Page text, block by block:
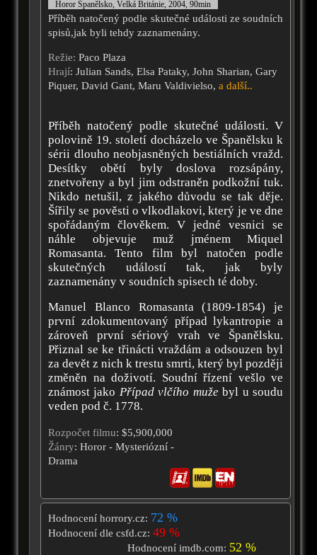
Horor Španělsko, Velká Británie, 2004, 90min
Příběh natočený podle skutečné události ze soudních
spisů,jak byli tehdy zaznamenány.
Režie: Paco Plaza
Hrají: Julian Sands, Elsa Pataky, John Sharian, Gary
Piquer, David Gant, Maru Valdivielso, a další..
Příběh natočený podle skutečné události. V
polovině 19. století docházelo ve Španělsku k
sérii dlouho neobjasněných bestiálních vražd.
Desítky obětí byly doslova rozsápány,
znetvořeny a byl jim odstraněn podkožní tuk.
Nikdo netušil, z jakého důvodu se tak děje.
Šířily se pověsti o vlkodlakovi, který je ve dne
spořádaným člověkem. V jedné vesnici se
náhle objevuje muž jménem Miquel
Romasanta. Tento film byl natočen podle
skutečných událostí tak, jak byly
zaznamenány v soudních spisech té doby.
Manuel Blanco Romasanta (1809-1854) je
první zdokumentovaný případ lykantropie a
zároveň první sériový vrah ve Španělsku.
Přiznal se ke třinácti vraždám a odsouzen byl
za devět z nich k trestu smrti, který byl později
změněn na doživotí. Soudní řízení vešlo ve
známost jako Případ vlčího muže byl u soudu
veden pod č. 1778.
Rozpočet filmu: $5,900,000
Žánry: Horor - Mysteriózní -
Drama
Hodnocení horrory.cz: 72 %
Hodnocení dle csfd.cz: 49 %
Hodnocení imdb.com: 52 %